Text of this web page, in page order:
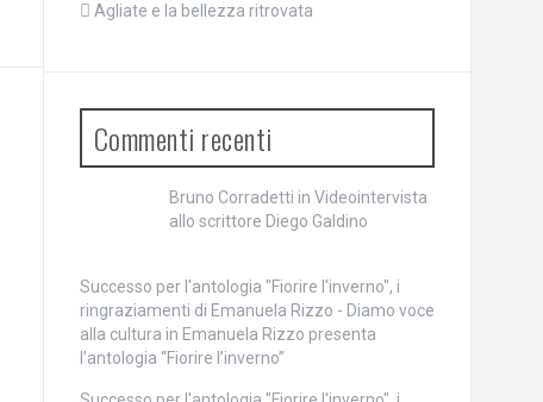
Agliate e la bellezza ritrovata
Commenti recenti
Bruno Corradetti in Videointervista
allo scrittore Diego Galdino
Successo per l'antologia "Fiorire l'inverno", i
ringraziamenti di Emanuela Rizzo - Diamo voce
alla cultura in Emanuela Rizzo presenta
l’antologia “Fiorire l’inverno”